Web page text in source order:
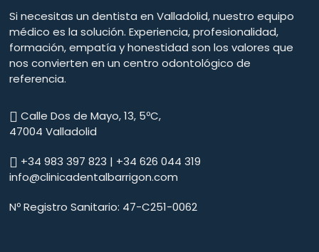
Si necesitas un dentista en Valladolid, nuestro equipo
médico es la solución. Experiencia, profesionalidad,
formación, empatía y honestidad son los valores que
nos convierten en un centro odontológico de
referencia.
Calle Dos de Mayo, 13, 5ºC,
47004 Valladolid
+34 983 397 823 | +34 626 044 319
info@clinicadentalbarrigon.com
Nº Registro Sanitario: 47-C251-0062